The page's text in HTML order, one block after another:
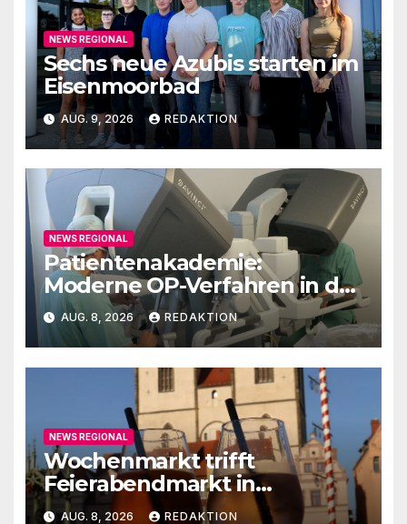
NEWS REGIONAL
Sechs neue Azubis starten im
Eisenmoorbad
AUG. 9, 2026 REDAKTION
NEWS REGIONAL
Patientenakademie:
Moderne OP-Verfahren in der
Urologie
AUG. 8, 2026 REDAKTION
NEWS REGIONAL
Wochenmarkt trifft
Feierabendmarkt in
Lutherstadt Wittenberg
AUG. 8, 2026 REDAKTION